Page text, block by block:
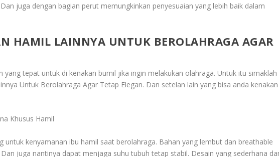
juga dengan bagian perut memungkinkan penyesuaian yang lebih baik dalam
HAMIL LAINNYA UNTUK BEROLAHRAGA AGAR
yang tepat untuk di kenakan bumil jika ingin melakukan olahraga. Untuk itu simaklah
Untuk Berolahraga Agar Tetap Elegan. Dan setelan lain yang bisa anda kenakan
Khusus Hamil
untuk kenyamanan ibu hamil saat berolahraga. Bahan yang lembut dan breathable
juga nantinya dapat menjaga suhu tubuh tetap stabil. Desain yang sederhana